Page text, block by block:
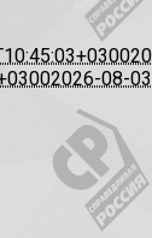
2026-08-